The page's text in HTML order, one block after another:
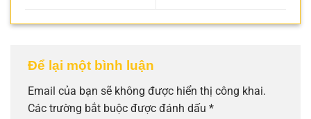
Để lại một bình luận
Email của bạn sẽ không được hiển thị công khai.
Các trường bắt buộc được đánh dấu *